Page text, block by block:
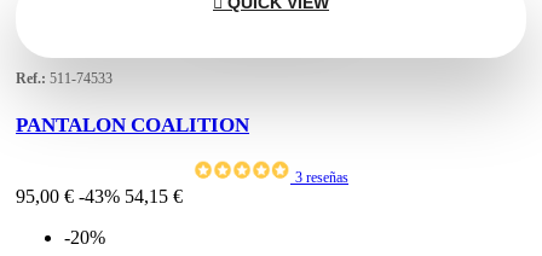
Ref.: 511-74533
PANTALON COALITION
3 reseñas
95,00 € -43% 54,15 €
-20%